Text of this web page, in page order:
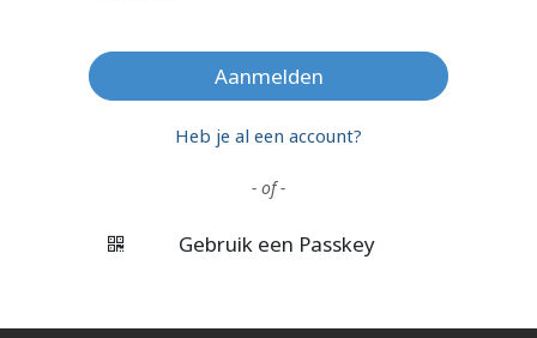
Aanmelden
Heb je al een account?
- of -
Gebruik een Passkey